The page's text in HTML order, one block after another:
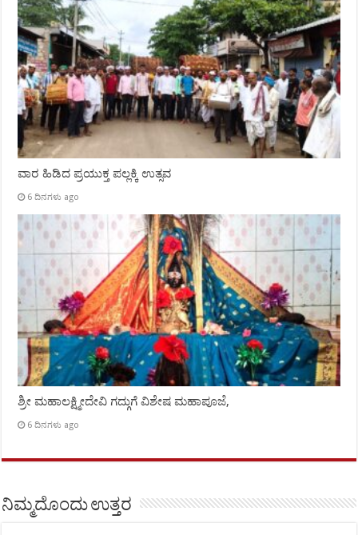
ವಾರ ಹಿಡಿದ ಪ್ರಯುಕ್ತ ಪಲ್ಲಕ್ಕಿ ಉತ್ಸವ
6 ದಿನಗಳು ago
ಶ್ರೀ ಮಹಾಲಕ್ಷ್ಮೀದೇವಿ ಗದ್ಗುಗೆ ವಿಶೇಷ ಮಹಾಪೂಜೆ,
6 ದಿನಗಳು ago
ನಿಮ್ಮದೊಂದು ಉತ್ತರ